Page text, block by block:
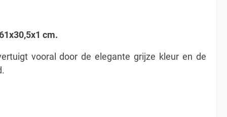
cm.
vooral door de elegante grijze kleur en de